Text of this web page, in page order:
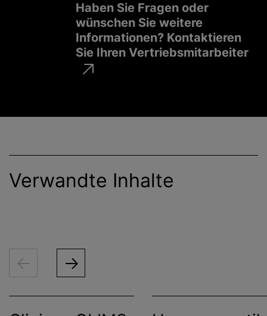
Haben Sie Fragen oder
wünschen Sie weitere
Informationen? Kontaktieren
Sie Ihren Vertriebsmitarbeiter
Verwandte Inhalte